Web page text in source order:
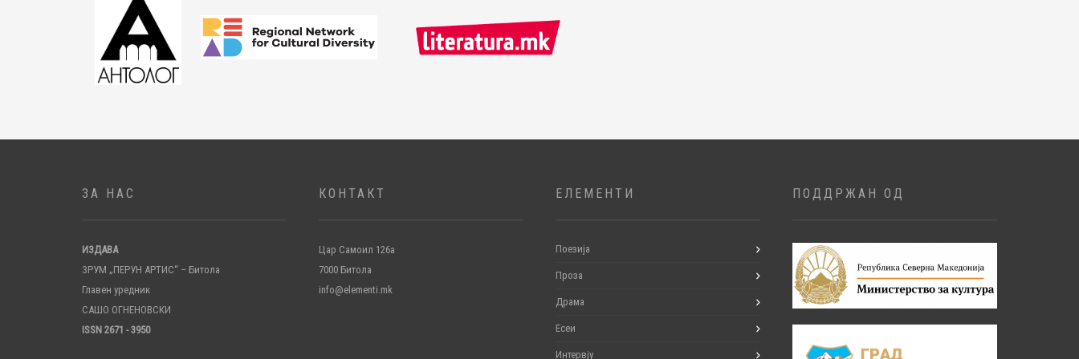
ЗА НАС
ИЗДАВА
ЗРУМ „ПЕРУН АРТИС“ – Битола
Главен уредник
САШО ОГНЕНОВСКИ
ISSN 2671 - 3950
КОНТАКТ
Цар Самоил 126а
7000 Битола
info@elementi.mk
ЕЛЕМЕНТИ
Поезија
Проза
Драма
Есеи
Интервју
ПОДДРЖАН ОД